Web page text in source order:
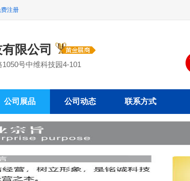
注册
限公司
号中维科技园4-101
公司展品 公司动态 联系方式